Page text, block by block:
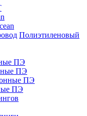
Полиэтиленовый
ПЭ
ПЭ
ПЭ
ПЭ